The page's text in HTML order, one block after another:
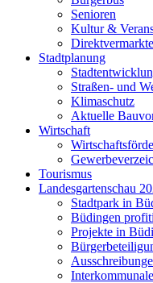
Senioren
Kultur &
Stadtplanung
Straßen- und
Klimaschutz
Aktuelle
Wirtschaft
Tourismus
Landesgartenschau
Stadtpark in
Büdingen
Projekte in